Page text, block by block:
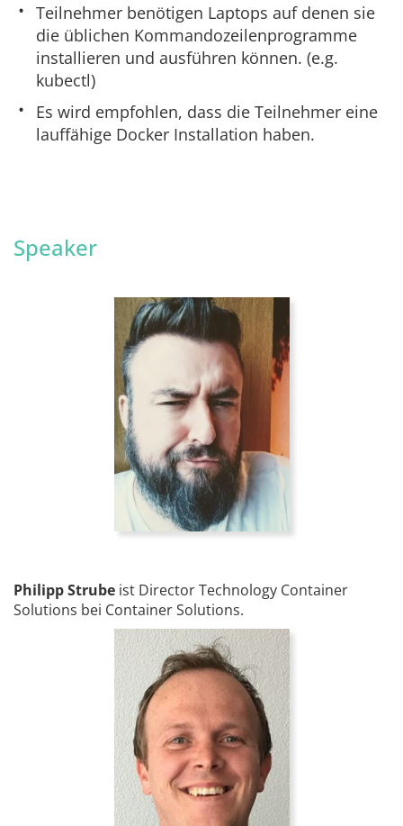
Teilnehmer benötigen Laptops auf denen sie
die üblichen Kommandozeilenprogramme
installieren und ausführen können. (e.g.
kubectl)
Es wird empfohlen, dass die Teilnehmer eine
lauffähige Docker Installation haben.
Speaker
Philipp Strube ist Director Technology Container
Solutions bei Container Solutions.